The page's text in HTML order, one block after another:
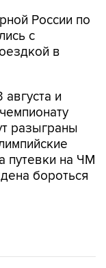
России по
с
в
и
разыграны
путевки на ЧМ
бороться